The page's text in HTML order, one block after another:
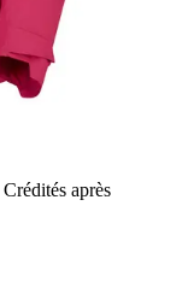
Crédités après